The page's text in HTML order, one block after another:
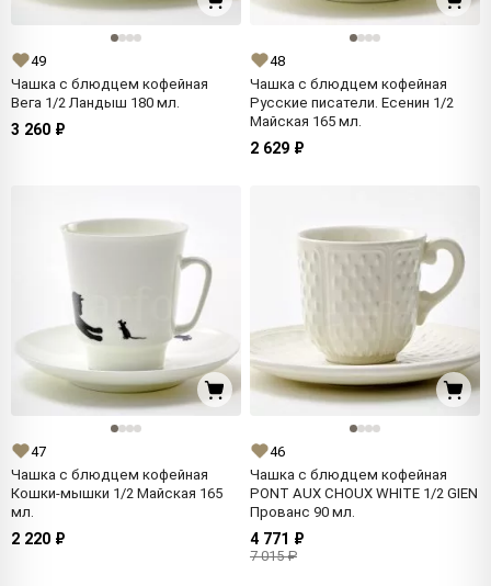
49
Чашка с блюдцем кофейная
Вега 1/2 Ландыш 180 мл.
3 260 ₽
48
Чашка с блюдцем кофейная
Русские писатели. Есенин 1/2
Майская 165 мл.
2 629 ₽
47
Чашка с блюдцем кофейная
Кошки-мышки 1/2 Майская 165
мл.
2 220 ₽
46
Чашка с блюдцем кофейная
PONT AUX CHOUX WHITE 1/2 GIEN
Прованс 90 мл.
4 771 ₽
7 015 ₽